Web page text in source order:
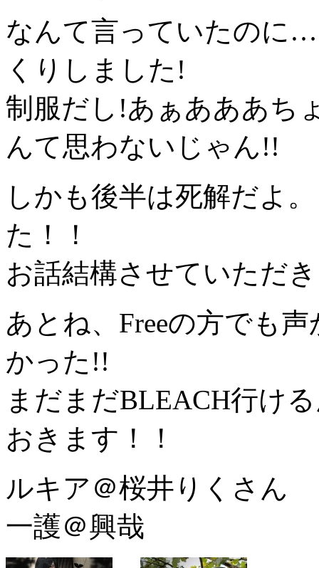
なんて言っていたのに
くりしました!
制服だし!あぁあああち
んて思わないじゃん!!
しかも後半は死解だよ
た！！
お話結構させていただ
あとね、Freeの方でも
かった!!
まだまだBLEACH行け
おきます！！
ルキア＠桜井りくさん
一護＠興哉